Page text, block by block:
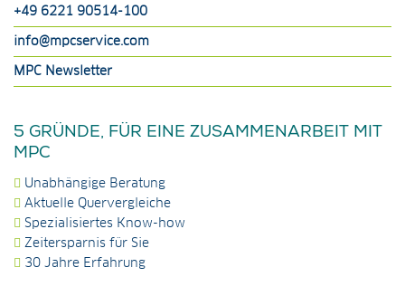
+49 6221 90514-100
info@mpcservice.com
MPC Newsletter
5 GRÜNDE, FÜR EINE ZUSAMMENARBEIT MIT
MPC
Unabhängige Beratung
Aktuelle Quervergleiche
Spezialisiertes Know-how
Zeitersparnis für Sie
30 Jahre Erfahrung